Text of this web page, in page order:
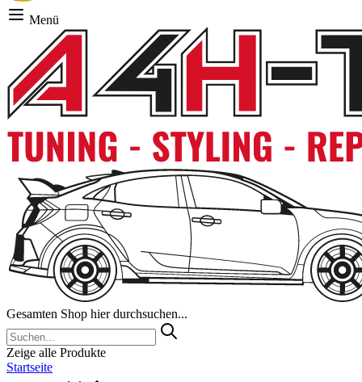
Menü
Gesamten Shop hier durchsuchen...
Zeige alle Produkte
Startseite